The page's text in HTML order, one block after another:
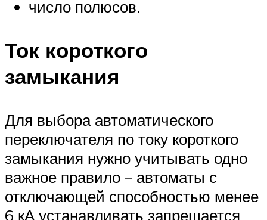
число полюсов.
Ток короткого
замыкания
Для выбора автоматического
переключателя по току короткого
замыкания нужно учитывать одно
важное правило – автоматы с
отключающей способностью менее
6 кА устанавливать запрещается